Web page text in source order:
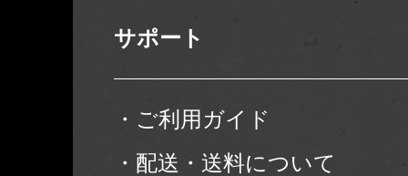
サポート
・ご利用ガイド
・配送・送料について